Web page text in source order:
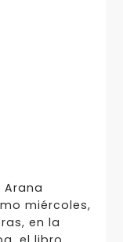
Arana
miércoles,
en la